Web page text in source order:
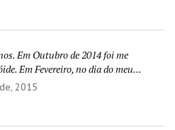
Em Outubro de 2014 foi me
Em Fevereiro, no dia do meu...
2015